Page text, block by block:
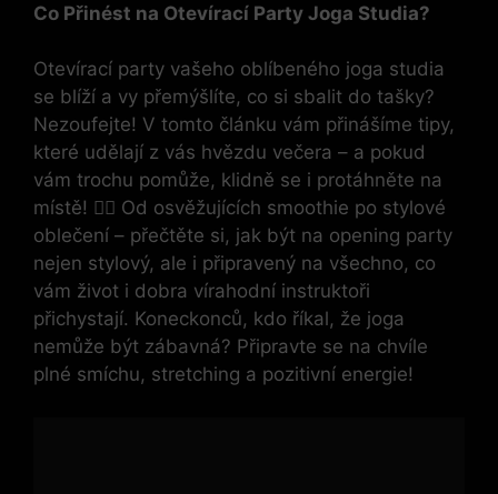
Co Přinést na Otevírací Party Joga Studia?
Otevírací party vašeho oblíbeného joga studia
se blíží a vy přemýšlíte, co si sbalit do tašky?
Nezoufejte! V tomto článku vám přinášíme tipy,
které udělají z vás hvězdu večera – a pokud
vám trochu pomůže, klidně se i protáhněte na
místě! 🤸‍♂️ Od osvěžujících smoothie po stylové
oblečení – přečtěte si, jak být na opening party
nejen stylový, ale i připravený na všechno, co
vám život i dobra vírahodní instruktoři
přichystají. Koneckonců, kdo říkal, že joga
nemůže být zábavná? Připravte se na chvíle
plné smíchu, stretching a pozitivní energie!